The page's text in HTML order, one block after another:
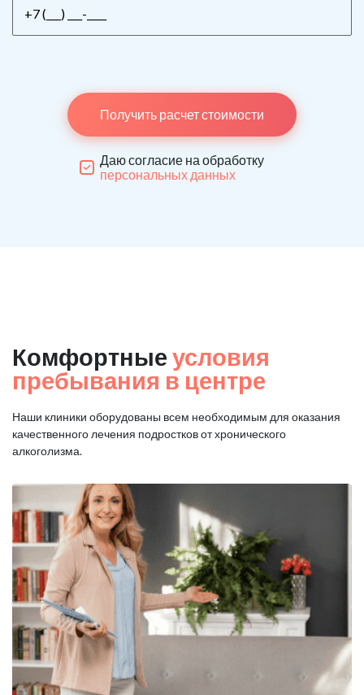
Получить расчет стоимости
Даю согласие на обработку
персональных данных
Комфортные условия
пребывания в центре
Наши клиники оборудованы всем необходимым для оказания
качественного лечения подростков от хронического
алкоголизма.